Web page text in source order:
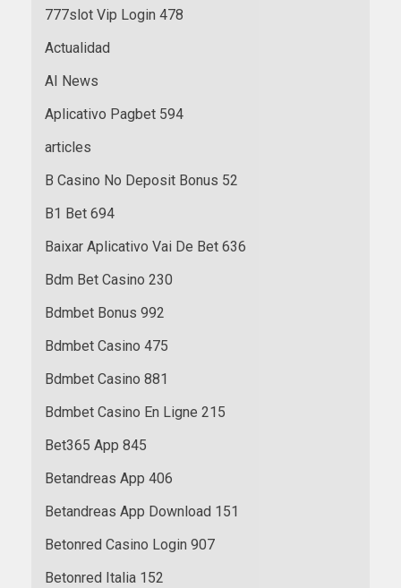
777slot Vip Login 478
Actualidad
AI News
Aplicativo Pagbet 594
articles
B Casino No Deposit Bonus 52
B1 Bet 694
Baixar Aplicativo Vai De Bet 636
Bdm Bet Casino 230
Bdmbet Bonus 992
Bdmbet Casino 475
Bdmbet Casino 881
Bdmbet Casino En Ligne 215
Bet365 App 845
Betandreas App 406
Betandreas App Download 151
Betonred Casino Login 907
Betonred Italia 152